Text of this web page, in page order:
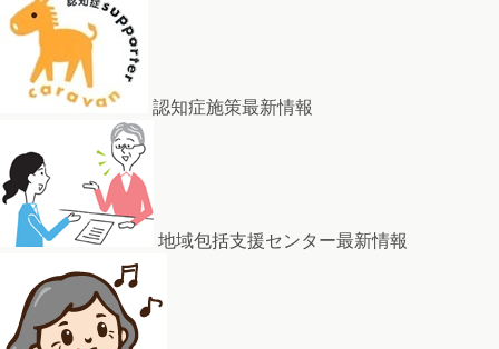
認知症施策最新情報
地域包括支援センター最新情報